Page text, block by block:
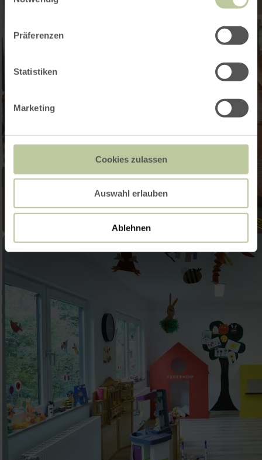
Präferenzen
Statistiken
Marketing
Cookies zulassen
Auswahl erlauben
Ablehnen